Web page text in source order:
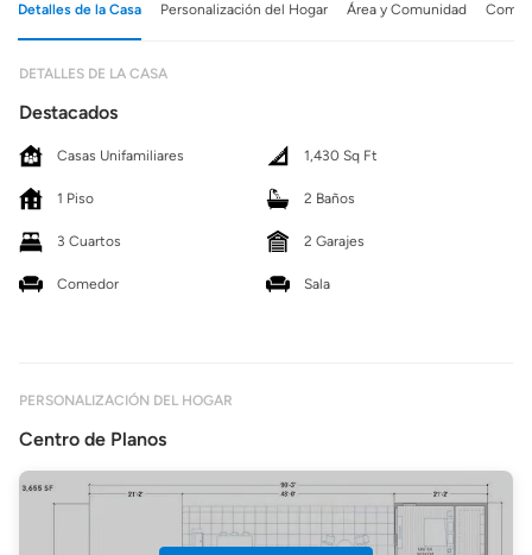
Detalles de la Casa Personalización del Hogar Área y Comunidad
DETALLES DE LA CASA
Destacados
Casas Unifamiliares 1,430 Sq Ft
1 Piso 2 Baños
3 Cuartos 2 Garajes
Comedor Sala
PERSONALIZACIÓN DEL HOGAR
Centro de Planos